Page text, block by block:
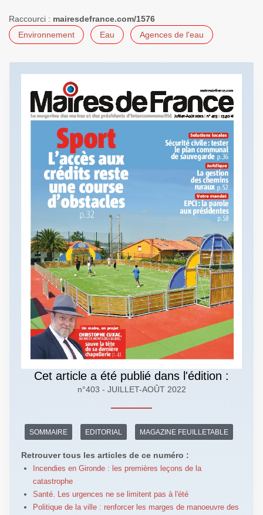
Raccourci : mairesdefrance.com/1576
Environnement
Eau Agences de l'eau
Cet article a été publié dans l'édition :
n°403 - JUILLET-AOÛT 2022
SOMMAIRE EDITORIAL MAGAZINE FEUILLETABLE
Retrouver tous les articles de ce numéro :
Incendies en Gironde : les premières leçons de la
catastrophe
Santé. Les urgences ne se limitent pas à l'été
Politique de la ville : renforcer les marges de manoeuvre des